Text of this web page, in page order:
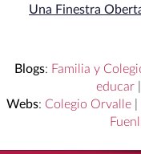
Una Finestra
Blogs: Familia y
educar|
Webs: Colegio Orvalle